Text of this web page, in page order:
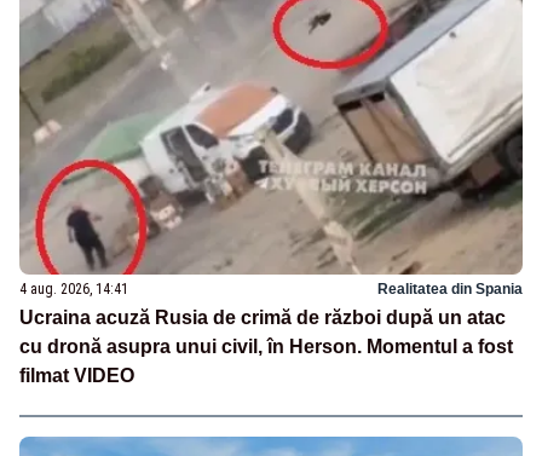
4 aug. 2026, 14:41 Realitatea din Spania
Ucraina acuză Rusia de crimă de război după un atac
cu dronă asupra unui civil, în Herson. Momentul a fost
filmat VIDEO